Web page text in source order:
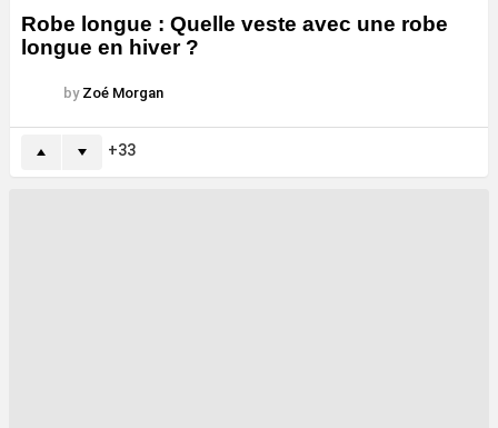
Robe longue : Quelle veste avec une robe
longue en hiver ?
by Zoé Morgan
33